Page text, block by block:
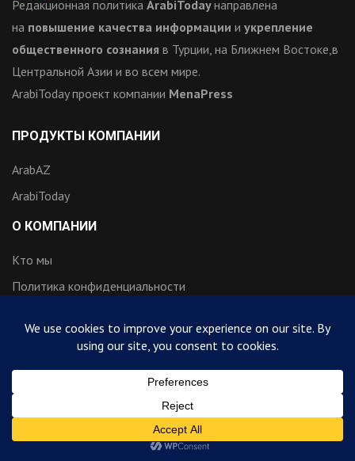
Редакционная политика ArabiTodayнаправлена
на повышение качества информации и укрепление
общественного сознания в Турции, на Ближнем Востоке,в
Центральной Азии и во всем мире.
ArabiToday проект компании MenaPress
ПРОДУКТЫ КОМПАНИИ
ArabAZ
ArabiToday
О КОМПАНИИ
Кто мы
Политика конфиденциальности
КАТЕГОРИИ
Ближний Восток